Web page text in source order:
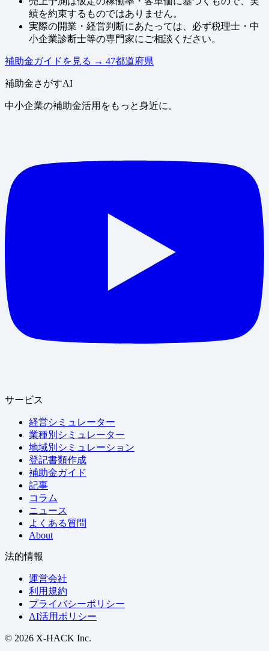
績を約束するものではありません。
実際の開業・経営判断にあたっては、必ず税理士・中
小企業診断士等の専門家にご相談ください。
補助金ガイドを見る → 47都道府県
補助金さがすAI
中小企業の補助金活用をもっと身近に。
サービス
経営シミュレーター
業種別シミュレーター
地域別シミュレーション
登記書類作成
補助金ガイド
記事
コラム
ニュース
よくある質問
About
法的情報
運営会社
利用規約
プライバシーポリシー
AI活用ポリシー
© 2026 X-HACK Inc.